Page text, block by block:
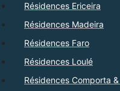
Résidences Ericeira
Résidences Madeira
Résidences Faro
Résidences Loulé
Résidences Comporta